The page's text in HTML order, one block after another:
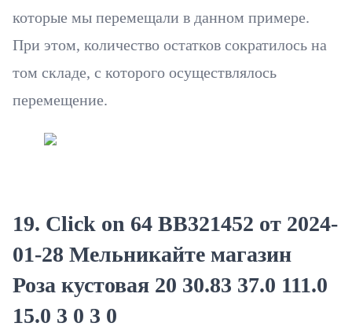
которые мы перемещали в данном примере.
При этом, количество остатков сократилось на
том складе, с которого осуществлялось
перемещение.
19. Click on 64 ВВ321452 от 2024-
01-28 Мельникайте магазин
Роза кустовая 20 30.83 37.0 111.0
15.0 3 0 3 0